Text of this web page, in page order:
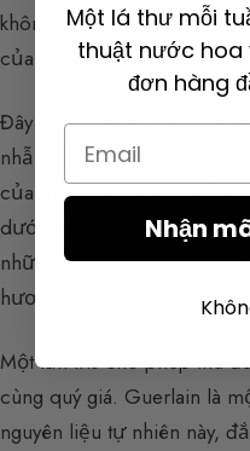
không phải bông hoa mà
của nó, các thân rễ.
Đây là iris Pallida mà
nhẫn chờ đợi trước khi cây
của mình. Ba năm cần
dưới ánh nắng nước Ý. Rồi
những thân rễ này khô và
hương không thể so sánh
Một tấn iris cho phép thu
cùng quý giá. Guerlain là
nguyên liệu tự nhiên này,
Một lá thư mỗi
thuật nước hoa
đơn hàng
Email
Nhận